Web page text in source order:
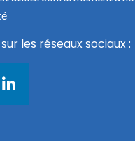
les réseaux sociaux :